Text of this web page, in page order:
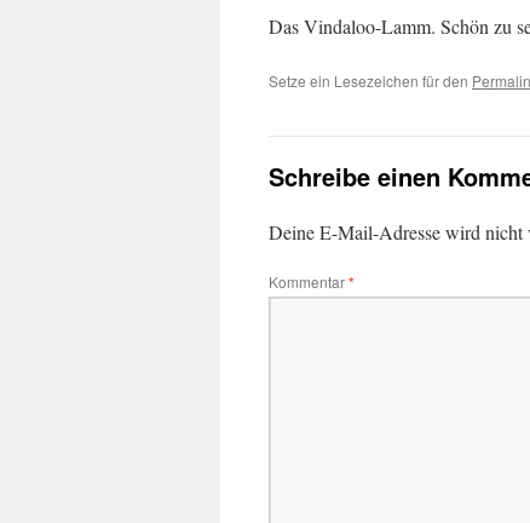
Das Vindaloo-Lamm. Schön zu
Setze ein Lesezeichen für den
Schreibe einen
Deine E-Mail-Adresse wird nicht
Kommentar*